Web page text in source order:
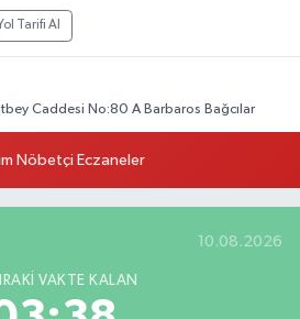
Tarifi Al
Caddesi No:80 A Barbaros Bağcılar
Tarifi Al
Caddesi No:12 A Fatih İstanbul
Tarifi Al
Nöbetçi Eczaneler
10.08.2026
VAKTE KALAN